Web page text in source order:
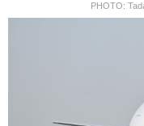
PHOTO: